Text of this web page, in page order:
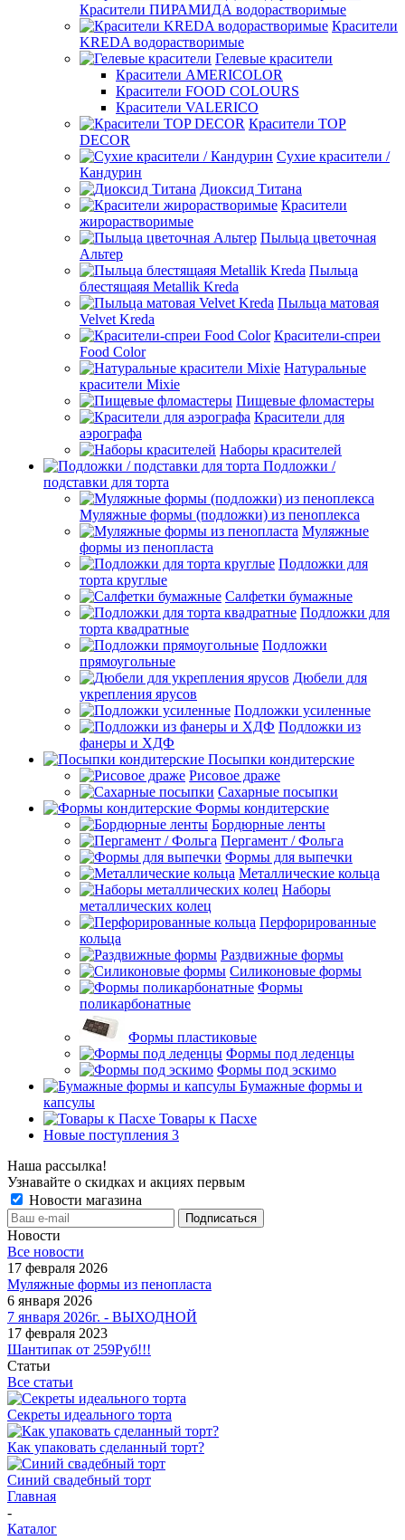
Красители ПИРАМИДА водорастворимые
Красители
KREDA водорастворимые
Гелевые красители
Красители AMERICOLOR
Красители FOOD COLOURS
Красители VALERICO
Красители TOP
DECOR
Сухие красители /
Кандурин
Диоксид Титана
Красители
жирорастворимые
Пыльца цветочная
Альтер
Пыльца
блестящаяя Metallik Kreda
Пыльца матовая
Velvet Kreda
Красители-спреи
Food Color
Натуральные
красители Mixie
Пищевые фломастеры
Красители для
аэрографа
Наборы красителей
Подложки /
подставки для торта
Муляжные формы (подложки) из пеноплекса
Муляжные
формы из пенопласта
Подложки для
торта круглые
Салфетки бумажные
Подложки для
торта квадратные
Подложки
прямоугольные
Дюбели для
укрепления ярусов
Подложки усиленные
Подложки из
фанеры и ХДФ
Посыпки кондитерские
Рисовое драже
Сахарные посыпки
Формы кондитерские
Бордюрные ленты
Пергамент / Фольга
Формы для выпечки
Металлические кольца
Наборы
металлических колец
Перфорированные
кольца
Раздвижные формы
Силиконовые формы
Формы
поликарбонатные
Формы пластиковые
Формы под леденцы
Формы под эскимо
Бумажные формы и
капсулы
Товары к Пасхе
Новые поступления 3
Наша рассылка!
Узнавайте о скидках и акциях первым
Новости магазина
Новости
Все новости
17 февраля 2026
Муляжные формы из пенопласта
6 января 2026
7 января 2026г. - ВЫХОДНОЙ
17 февраля 2023
Шантипак от 259Руб!!!
Статьи
Все статьи
Секреты идеального торта
Как упаковать сделанный торт?
Синий свадебный торт
Главная
-
Каталог